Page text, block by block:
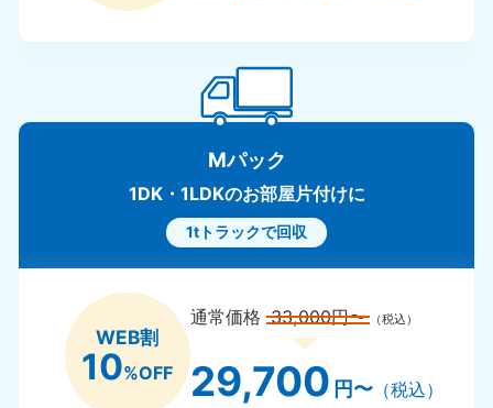
Mパック
1DK・1LDKのお部屋片付けに
1tトラックで回収
WEB割
10%OFF
通常価格33,000円〜 （税込）
29,700 円〜（税込）